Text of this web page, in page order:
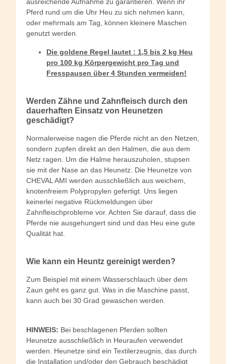
Pferd rund um die Uhr Heu zu sich nehmen kann,
oder mehrmals am Tag, können kleinere Maschen
genutzt werden.
Die goldene Regel lautet : 1,5 bis 2 kg Heu
pro 100 kg Körpergewicht pro Tag und
Fresspausen über 4 Stunden vermeiden!
Werden Zähne und Zahnfleisch durch den
dauerhaften Einsatz von Heunetzen
geschädigt?
Normalerweise nagen die Pferde nicht an den Netzen,
sondern zupfen direkt an den Halmen, die aus dem
Netz ragen. Um die Halme herauszuholen, stupsen
sie mit der Nase an das Heunetz. Die Heunetze von
CHEVAL AMI werden ausschließlich aus weichem,
knotenfreiem Polypropylen gefertigt. Uns liegen
keinerlei negative Rückmeldungen über
Zahnfleischprobleme vor. Achten Sie darauf, dass die
Pferde nie ausgehungert sind und das Heu eine gute
Qualität hat.
Wie kann ein Heuntz gereinigt werden?
Zum Beispiel mit einem Wasserschlauch über dem
Zaun geht es ganz gut. Was in die Maschine passt,
kann auch bei 30 Grad gewaschen werden.
HINWEIS: Bei beschlagenen Pferden sollten
Heunetze ausschließlich in Heuraufen verwendet
werden. Heunetze sind ein Textilerzeugnis, das durch
die Installation und/oder den Gebrauch beschädigt